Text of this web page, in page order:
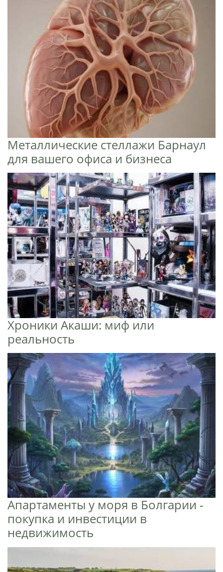
Металлические стеллажи Барнаул
для вашего офиса и бизнеса
Хроники Акаши: миф или
реальность
Апартаменты у моря в Болгарии -
покупка и инвестиции в
недвижимость